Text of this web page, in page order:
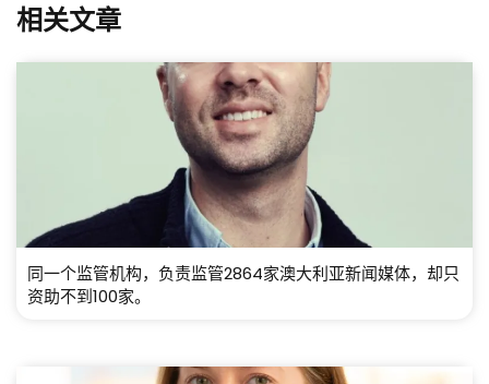
相关文章
同一个监管机构，负责监管2864家澳大利亚新闻媒体，却只
资助不到100家。